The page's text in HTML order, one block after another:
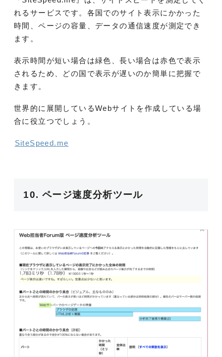
れるサービスです。各国でのサイト表示にかかった
時間、ページの容量、データの通信速度が測定でき
ます。
表示時間が短い場合は緑色、長い場合は赤色で表示
されるため、どの国で表示が遅いのか簡単に把握で
きます。
世界的に展開しているWebサイトを作成している場
合に役立つでしょう。
SiteSpeed.me
10. ページ速度分析ツール